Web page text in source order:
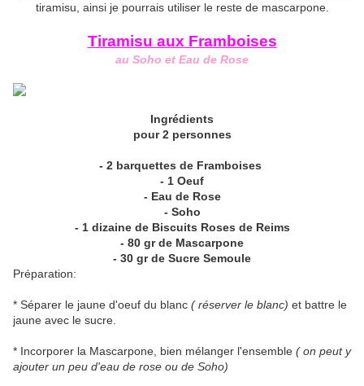
tiramisu, ainsi je pourrais utiliser le reste de mascarpone.
Tiramisu aux Framboises
au Soho et Eau de Rose
Ingrédients
pour 2 personnes
- 2 barquettes de Framboises
- 1 Oeuf
- Eau de Rose
- Soho
- 1 dizaine de Biscuits Roses de Reims
- 80 gr de Mascarpone
- 30 gr de Sucre Semoule
Préparation:
* Séparer le jaune d'oeuf du blanc ( réserver le blanc) et battre le
jaune avec le sucre.
* Incorporer la Mascarpone, bien mélanger l'ensemble ( on peut y
ajouter un peu d'eau de rose ou de Soho)